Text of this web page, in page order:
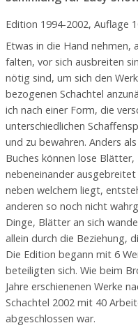
Edition 1994-2002, Auflage
Etwas in die Hand nehmen,
falten, vor sich ausbreiten
nötig sind, um sich den
bezogenen Schachtel
ich nach einer Form, die
unterschiedlichen
und zu bewahren. Anders
Buches können lose
nebeneinander
neben welchem liegt,
anderen so noch nicht
Dinge, Blätter an sich
allein durch die Beziehung,
Die Edition begann mit 6
beteiligten sich. Wie beim
Jahre erschienenen Werke
Schachtel 2002 mit 40
abgeschlossen war.